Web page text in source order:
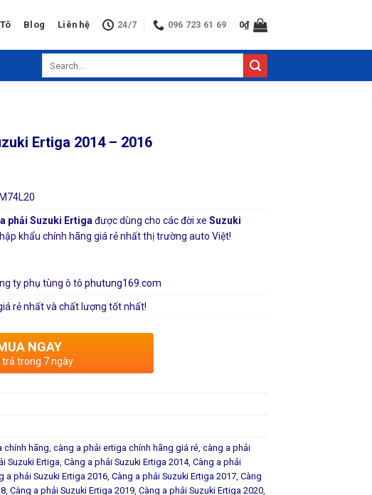
Blog Liên hệ 24/7 096 723 61 69 0₫
Ertiga 2014 – 2016
phải Suzuki Ertiga được dùng cho các đời xe Suzuki
khẩu chính hãng giá rẻ nhất thị trường auto Việt!
ty phụ tùng ô tô phutung169.com
rẻ nhất và chất lượng tốt nhất!
NGAY
trả trong 7 ngày
chính hãng càng a phải ertiga chính hãng giá rẻ càng a phải
Suzuki Ertiga Càng a phải Suzuki Ertiga 2014, Càng a phải
a phải Suzuki Ertiga 2016 Càng a phải Suzuki Ertiga 2017 Càng
Càng a phải Suzuki Ertiga 2019 Càng a phải Suzuki Ertiga 2020